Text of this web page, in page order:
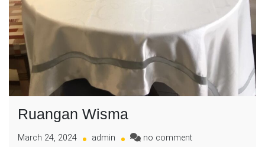
Ruangan Wisma
March 24, 2024 admin no commenton